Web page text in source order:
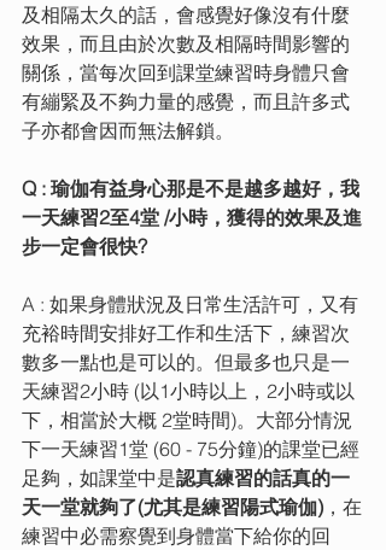
及相隔太久的話，會感覺好像沒有什麼
效果，而且由於次數及相隔時間影響的
關係，當每次回到課堂練習時身體只會
有繃緊及不夠力量的感覺，而且許多式
子亦都會因而無法解鎖。
Q : 瑜伽有益身心那是不是越多越好，我
一天練習2至4堂 /小時，獲得的效果及進
步一定會很快?
A : 如果身體狀況及日常生活許可，又有
充裕時間安排好工作和生活下，練習次
數多一點也是可以的。但最多也只是一
天練習2小時 (以1小時以上，2小時或以
下，相當於大概 2堂時間)。大部分情況
下一天練習1堂 (60 - 75分鐘)的課堂已經
足夠，如課堂中是認真練習的話真的一
天一堂就夠了(尤其是練習陽式瑜伽) ，在
練習中必需察覺到身體當下給你的回